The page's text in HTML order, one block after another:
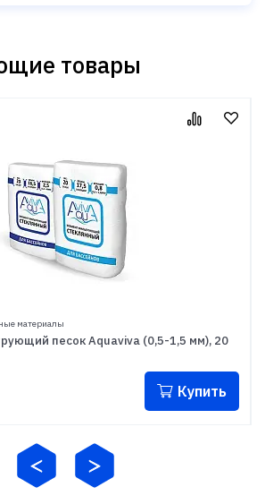
товары
материалы
песок Aquaviva (0,5-1,5 мм), 20
Купить